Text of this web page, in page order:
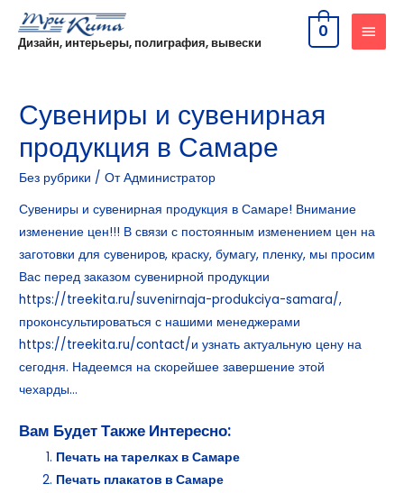
Дизайн, интерьеры, полиграфия, вывески
0
Сувениры и сувенирная
продукция в Самаре
Без рубрики / От Администратор
Сувениры и сувенирная продукция в Самаре! Внимание
изменение цен!!! В связи с постоянным изменением цен на
заготовки для сувениров, краску, бумагу, пленку, мы просим
Вас перед заказом сувенирной продукции
https://treekita.ru/suvenirnaja-produkciya-samara/,
проконсультироваться с нашими менеджерами
https://treekita.ru/contact/и узнать актуальную цену на
сегодня. Надеемся на скорейшее завершение этой
чехарды…
Вам Будет Также Интересно:
Печать на тарелках в Самаре
Печать плакатов в Самаре